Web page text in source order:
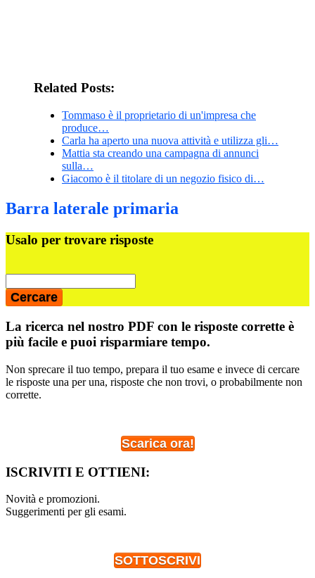
Related Posts:
Tommaso è il proprietario di un'impresa che
produce…
Carla ha aperto una nuova attività e utilizza gli…
Mattia sta creando una campagna di annunci
sulla…
Giacomo è il titolare di un negozio fisico di…
Barra laterale primaria
Usalo per trovare risposte
La ricerca nel nostro PDF con le risposte corrette è
più facile e puoi risparmiare tempo.
Non sprecare il tuo tempo, prepara il tuo esame e invece di cercare
le risposte una per una, risposte che non trovi, o probabilmente non
corrette.
Scarica ora!
ISCRIVITI E OTTIENI:
Novità e promozioni.
Suggerimenti per gli esami.
SOTTOSCRIVI